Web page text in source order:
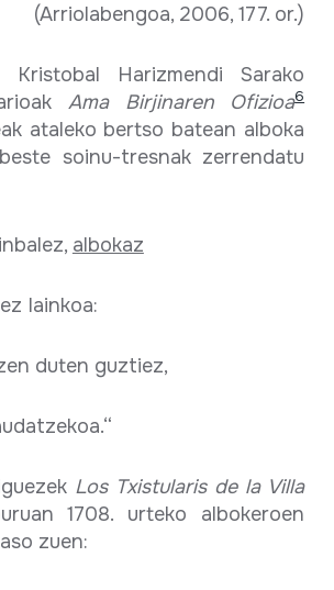
(Arriolabengoa, 2006, 177. or.)
Kristobal Harizmendi Sarako
Ama Birjinaren Ofizioa6
ataleko bertso batean alboka
soinu-tresnak zerrendatu
albokaz
Iainkoa:
duten guztiez,
Los Txistularis de la Villa
1708. urteko albokeroen
zuen: